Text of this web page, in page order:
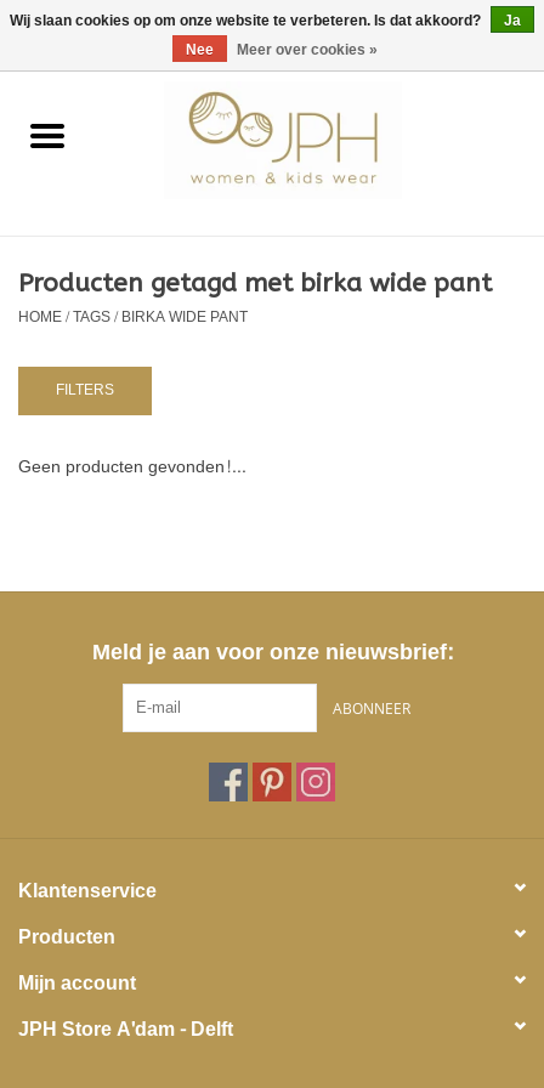
EUR/GBP/USD 0 Artikelen - €0,00
Home
Kids
NURSERY / TABLEWARE
Producten getagd met birka wide pant
HOME/TAGS/BIRKA WIDE PANT
FILTERS
Geen producten gevonden!...
Meld je aan voor onze nieuwsbrief:
ABONNEER
Klantenservice
Producten
Mijn account
JPH Store A'dam - Delft
Wij slaan cookies op om onze website te verbeteren. Is dat akkoord?
Ja
Nee
Meer over cookies »